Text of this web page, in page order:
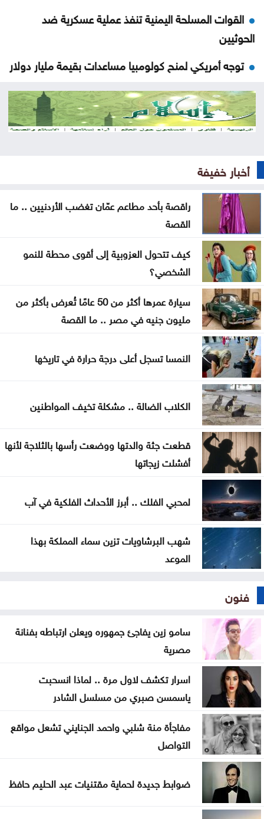
القوات المسلحة اليمنية تنفذ عملية عسكرية ضد
الحوثيين
توجه أمريكي لمنح كولومبيا مساعدات بقيمة مليار دولار
كتلة حارة تضرب المملكة بهذا الموعد
لماذا لم تشارك مصر في اتفاق مكّة
نتائج التوجيهي على الأبواب .. التفاصيل والموعد
المتوقع لإعلانها
الدراسات تؤكد: الذكاء الاصطناعي تكنولوجيا بلا جدوى
تشابُك القيامة والنهوض في فلسطين وإسرائيل
هزيمة ترامب في مفاوضات إيران
«حياد» لبنان إلى الانقسام الواضح حول إسرائيل
أخبار خفيفة
راقصة بأحد مطاعم عمّان تغضب الأردنيين .. ما
القصة
كيف تتحول العزوبية إلى أقوى محطة للنمو
الشخصي؟
سيارة عمرها أكثر من 50 عامًا تُعرض بأكثر من
مليون جنيه في مصر .. ما القصة
النمسا تسجل أعلى درجة حرارة في تاريخها
الكلاب الضالة .. مشكلة تخيف المواطنين
قطعت جثة والدتها ووضعت رأسها بالثلاجة لأنها
أفشلت زيجاتها
لمحبي الفلك .. أبرز الأحداث الفلكية في آب
شهب البرشاويات تزين سماء المملكة بهذا
الموعد
فنون
سامو زين يفاجئ جمهوره ويعلن ارتباطه بفنانة
مصرية
اسرار تكشف لاول مرة .. لماذا انسحبت
ياسمسن صبري من مسلسل الشادر
مفاجأة منة شلبي واحمد الجنايني تشعل مواقع
التواصل
ضوابط جديدة لحماية مقتنيات عبد الحليم حافظ